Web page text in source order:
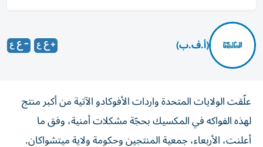
(أ.ف.ب)
علّقت الولايات المتحدة واردات الأفوكادو الآتية من أكبر منتج
لهذه الفواكه في المكسيك بحجّة مشكلات أمنية، وفق ما
أعلنت، الأربعاء، جمعية المنتجين وحكومة ولاية ميتشواكان.